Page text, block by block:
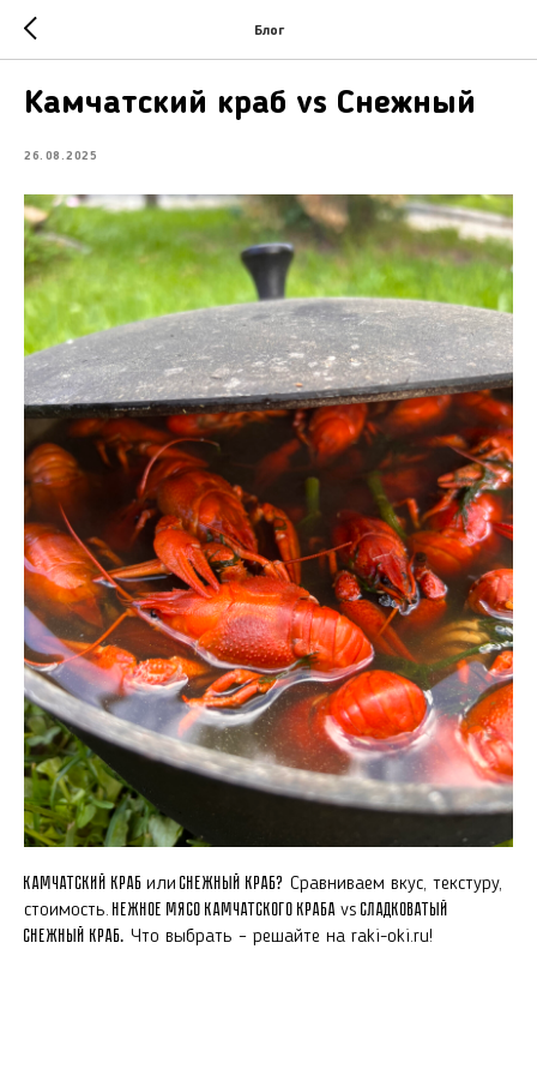
Блог
Камчатский краб vs Снежный
26.08.2025
Камчатский краб или Снежный краб? Сравниваем вкус, текстуру,
стоимость. Нежное мясо камчатского краба vs сладковатый
снежный краб. Что выбрать – решайте на raki-oki.ru!